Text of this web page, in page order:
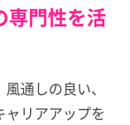
専門性を活
通しの良い、
リアアップを